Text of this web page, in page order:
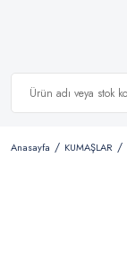
Anasayfa KUMAŞLAR